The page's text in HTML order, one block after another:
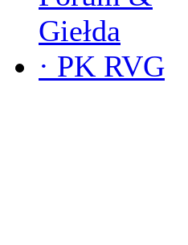
Giełda
· PK RVG